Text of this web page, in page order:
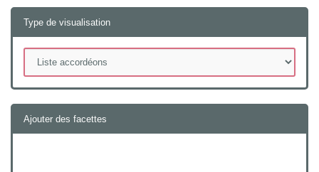
Type de visualisation
Ajouter des facettes